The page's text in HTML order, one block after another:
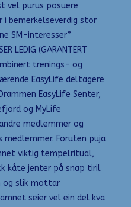
vel purus posuere
i bemerkelseverdig stor
SM-interesser”
LEDIG (GARANTERT
trenings- og
EasyLife deltagere
EasyLife Senter,
og MyLife
medlemmer og
Foruten puja
viktig tempelritual,
kåte jenter på snap tiril
og slik mottar
seier vel ein del kva